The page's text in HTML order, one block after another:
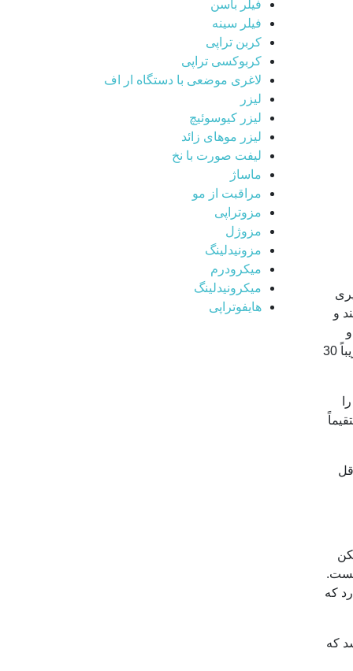
و
جراحی یا خونریزی است که نتایج آن نیز سریع قابل مشاهده است. مدت‌زمانی نیز که برای تزریق مواد فیلر احتیاج دارید تقریباً 30
که
که
فیلر باسن
فیلر سینه
کربن تراپی
کربوکسی تراپی
لاغری موضعی با دستگاه ار اف
لیزر
لیزر کیوسوئیچ
لیزر موهای زائد
لیفت صورت با نخ
ماساژ
مراقبت از مو
مزوتراپی
مزوژل
مزونیدلینگ
میکرودرم
میکرونیدلینگ
هایفوتراپی